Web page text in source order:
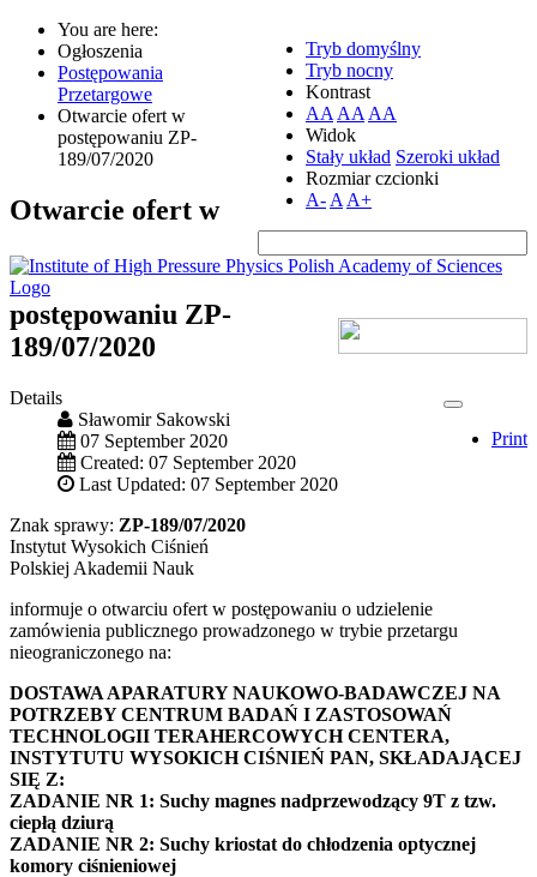
Tryb domyślny
Tryb nocny
Kontrast
AA AA AA
Widok
Stały układ Szeroki układ
Rozmiar czcionki
A- A A+
You are here:
Ogłoszenia
Postępowania
Przetargowe
Otwarcie ofert w
postępowaniu ZP-
189/07/2020
Otwarcie ofert w
postępowaniu ZP-
189/07/2020
Print
Details
Sławomir Sakowski
07 September 2020
Created: 07 September 2020
Last Updated: 07 September 2020
Znak sprawy: ZP-189/07/2020
Instytut Wysokich Ciśnień
Polskiej Akademii Nauk
informuje o otwarciu ofert w postępowaniu o udzielenie
zamówienia publicznego prowadzonego w trybie przetargu
nieograniczonego na:
DOSTAWA APARATURY NAUKOWO-BADAWCZEJ NA
POTRZEBY CENTRUM BADAŃ I ZASTOSOWAŃ
TECHNOLOGII TERAHERCOWYCH CENTERA,
INSTYTUTU WYSOKICH CIŚNIEŃ PAN, SKŁADAJĄCEJ
SIĘ Z:
ZADANIE NR 1: Suchy magnes nadprzewodzący 9T z tzw.
ciepłą dziurą
ZADANIE NR 2: Suchy kriostat do chłodzenia optycznej
komory ciśnieniowej